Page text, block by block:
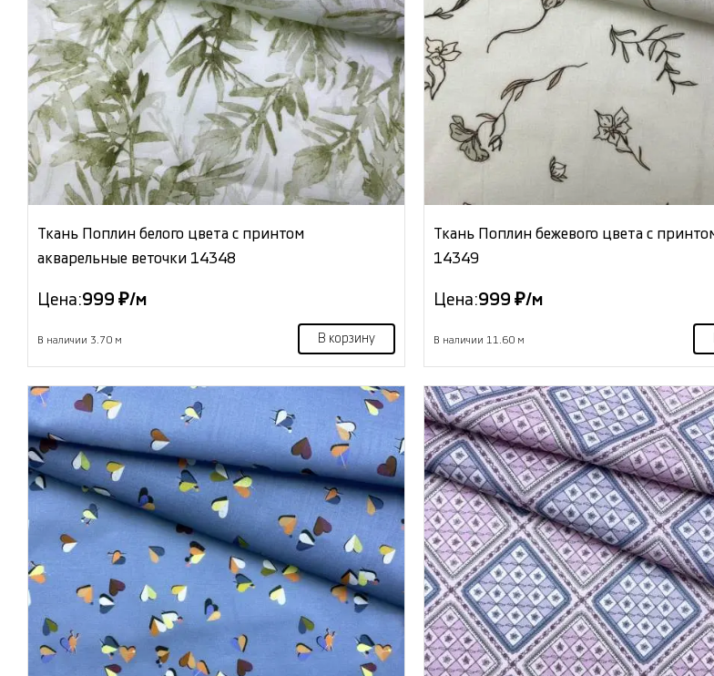
Ткань Поплин белого цвета с принтом
акварельные веточки 14348
Цена:999 ₽/м
В наличии 3.70 м В корзину
Ткань Поплин бежевого цвета с
14349
Цена:999 ₽/м
В наличии 11.60 м